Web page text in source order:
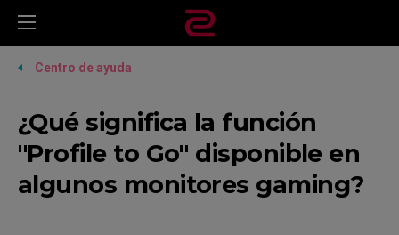
Centro de ayuda
¿Qué significa la función
"Profile to Go" disponible en
algunos monitores gaming?